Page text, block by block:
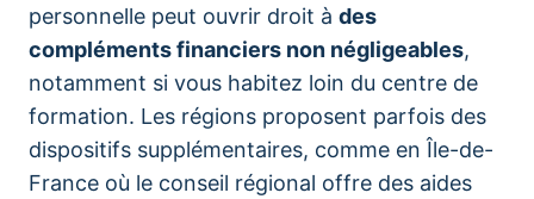
personnelle peut ouvrir droit à des
compléments financiers non négligeables,
notamment si vous habitez loin du centre de
formation. Les régions proposent parfois des
dispositifs supplémentaires, comme en Île-de-
France où le conseil régional offre des aides